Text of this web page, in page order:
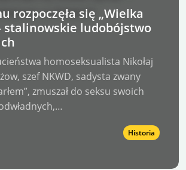
rozpoczęła się „Wielka
homoseksualista Nikołaj
szef NKWD, sadysta zwany
zmuszał do seksu swoich
Historia